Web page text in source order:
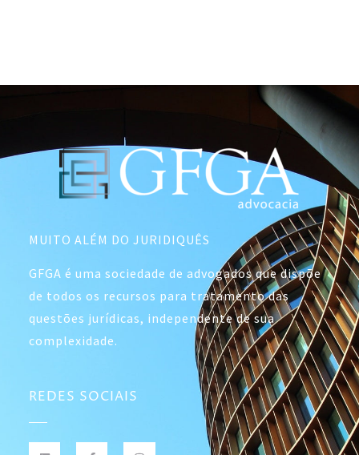
MUITO ALÉM DO JURIDIQUÊS
GFGA é uma sociedade de advogados que dispõe
de todos os recursos para tratamento das
questões jurídicas, independente de sua
complexidade.
REDES SOCIAIS